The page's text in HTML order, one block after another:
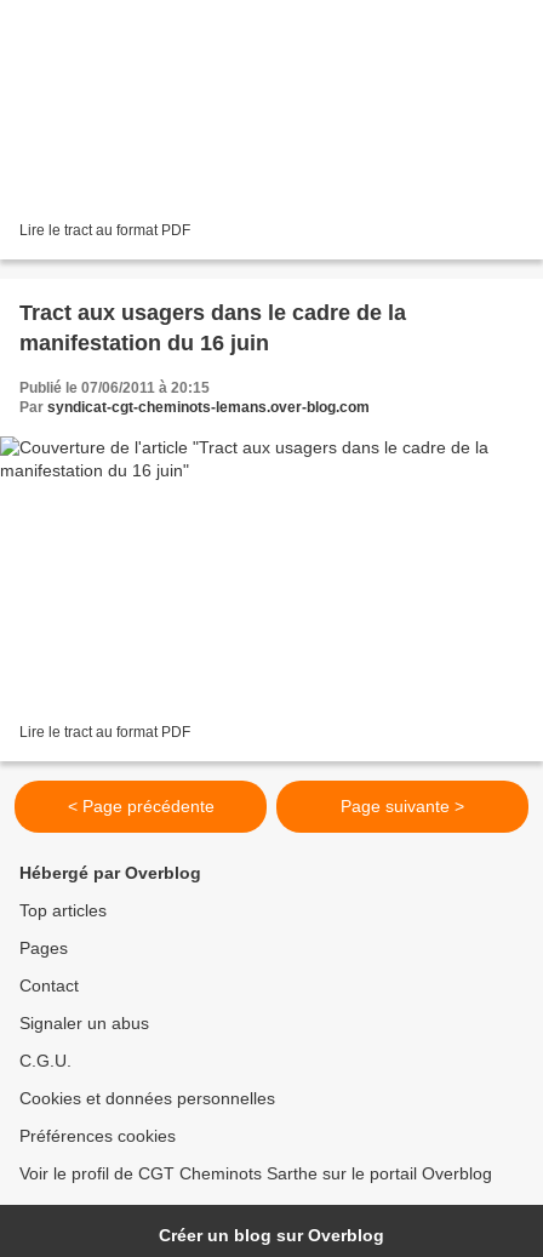
Lire le tract au format PDF
Tract aux usagers dans le cadre de la
manifestation du 16 juin
Publié le 07/06/2011 à 20:15
Par syndicat-cgt-cheminots-lemans.over-blog.com
Lire le tract au format PDF
< Page précédente Page suivante >
Hébergé par Overblog
Top articles
Pages
Contact
Signaler un abus
C.G.U.
Cookies et données personnelles
Préférences cookies
Voir le profil de CGT Cheminots Sarthe sur le portail Overblog
Créer un blog sur Overblog